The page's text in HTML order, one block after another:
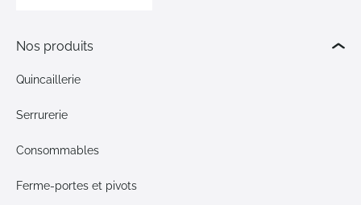
Nos produits
Quincaillerie
Serrurerie
Consommables
Ferme-portes et pivots